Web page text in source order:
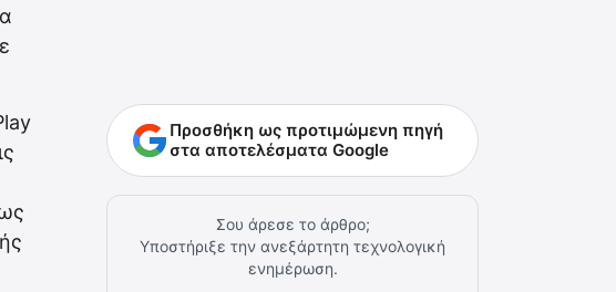
Προσθήκη ως προτιμώμενη πηγή
στα αποτελέσματα Google
Σου άρεσε το άρθρο;
Υποστήριξε την ανεξάρτητη τεχνολογική
ενημέρωση.